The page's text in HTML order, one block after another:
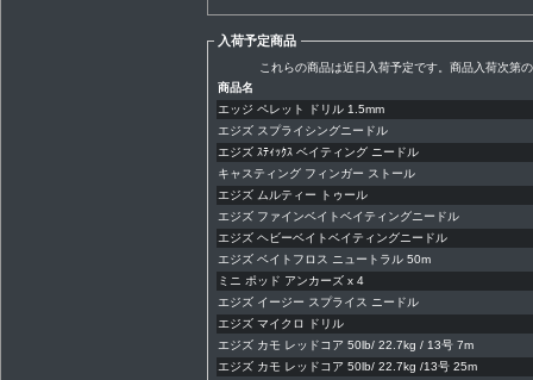
入荷予定商品
これらの商品は近日入荷予定です。商品入荷次第
商品名
エッジ ペレット ドリル 1.5mm
エジズ スプライシングニードル
エジズ ｽﾃｨｯｸｽ ベイティング ニードル
キャスティング フィンガー ストール
エジズ ムルティー トゥール
エジズ ファインベイトベイティングニードル
エジズ ヘビーベイトベイティングニードル
エジズ ベイトフロス ニュートラル 50m
ミニ ポッド アンカーズ x 4
エジズ イージー スプライス ニードル
エジズ マイクロ ドリル
エジズ カモ レッドコア 50lb/ 22.7kg / 13号 7m
エジズ カモ レッドコア 50lb/ 22.7kg /13号 25m